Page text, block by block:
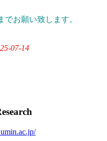
でお願い致します。
07-14